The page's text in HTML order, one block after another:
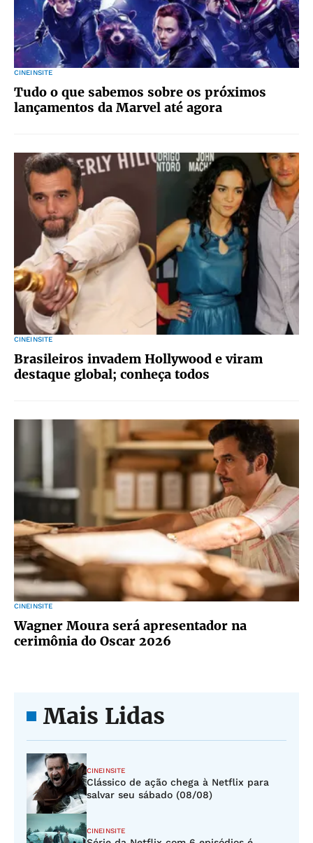
CINEINSITE
Tudo o que sabemos sobre os próximos
lançamentos da Marvel até agora
CINEINSITE
Brasileiros invadem Hollywood e viram
destaque global; conheça todos
CINEINSITE
Wagner Moura será apresentador na
cerimônia do Oscar 2026
Mais Lidas
CINEINSITE
Clássico de ação chega à Netflix para
salvar seu sábado (08/08)
CINEINSITE